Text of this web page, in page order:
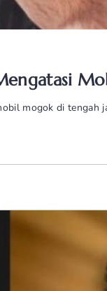
mogok di tengah